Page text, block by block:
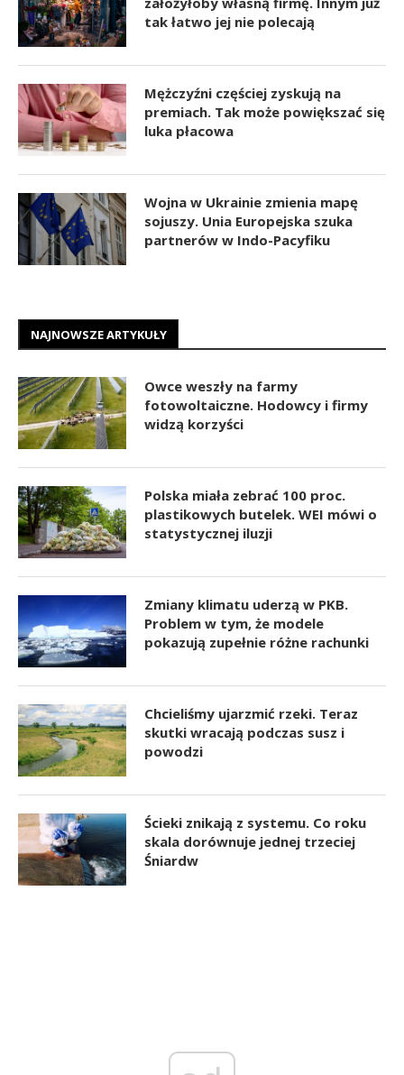
tak łatwo jej nie polecają
Mężczyźni częściej zyskują na
premiach. Tak może powiększać się
luka płacowa
Wojna w Ukrainie zmienia mapę
sojuszy. Unia Europejska szuka
partnerów w Indo-Pacyfiku
NAJNOWSZE ARTYKUŁY
Owce weszły na farmy
fotowoltaiczne. Hodowcy i firmy
widzą korzyści
Polska miała zebrać 100 proc.
plastikowych butelek. WEI mówi o
statystycznej iluzji
Zmiany klimatu uderzą w PKB.
Problem w tym, że modele
pokazują zupełnie różne rachunki
Chcieliśmy ujarzmić rzeki. Teraz
skutki wracają podczas susz i
powodzi
Ścieki znikają z systemu. Co roku
skala dorównuje jednej trzeciej
Śniardw